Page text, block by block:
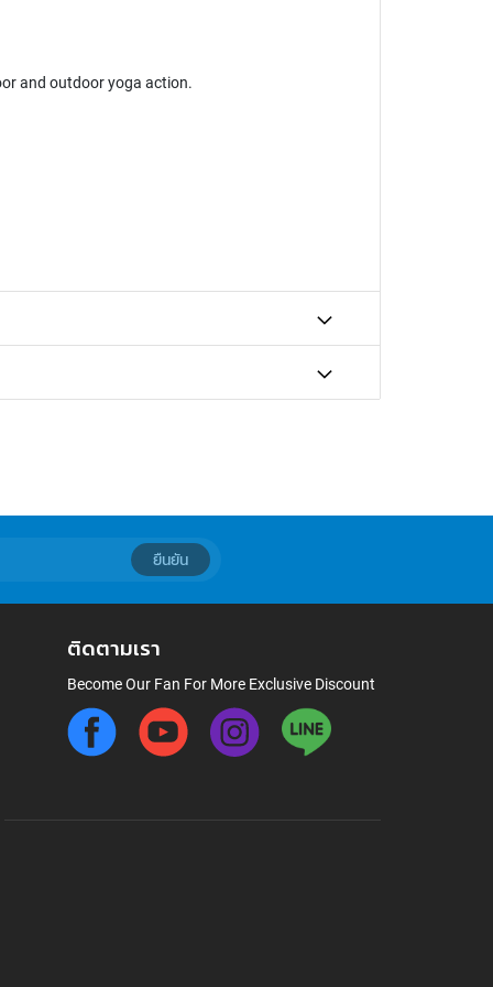
and outdoor yoga action.
ยืนยัน
ติดตามเรา
Become Our Fan For More Exclusive Discount